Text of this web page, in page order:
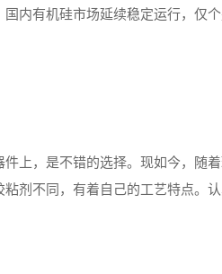
有机硅市场延续稳定运行，仅个
上，是不错的选择。现如今，随
剂不同，有着自己的工艺特点。